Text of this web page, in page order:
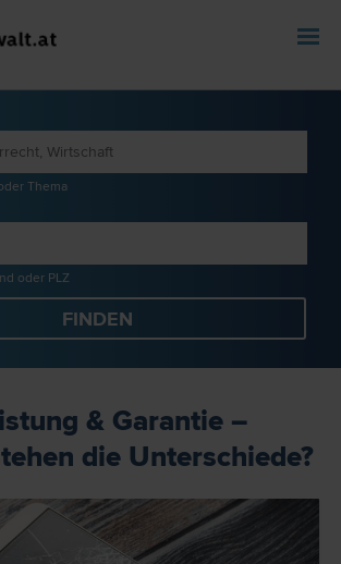
Thema
oder PLZ
& Garantie –
die Unterschiede?